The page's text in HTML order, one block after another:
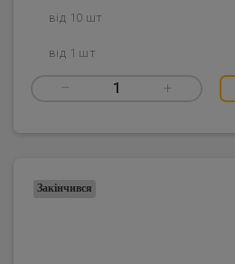
від 10 шт
від 1 шт
– 1 +
Закінчився